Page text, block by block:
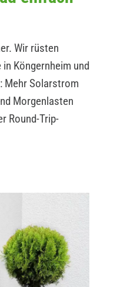
Wir rüsten
Köngernheim und
Mehr Solarstrom
Morgenlasten
Round-Trip-